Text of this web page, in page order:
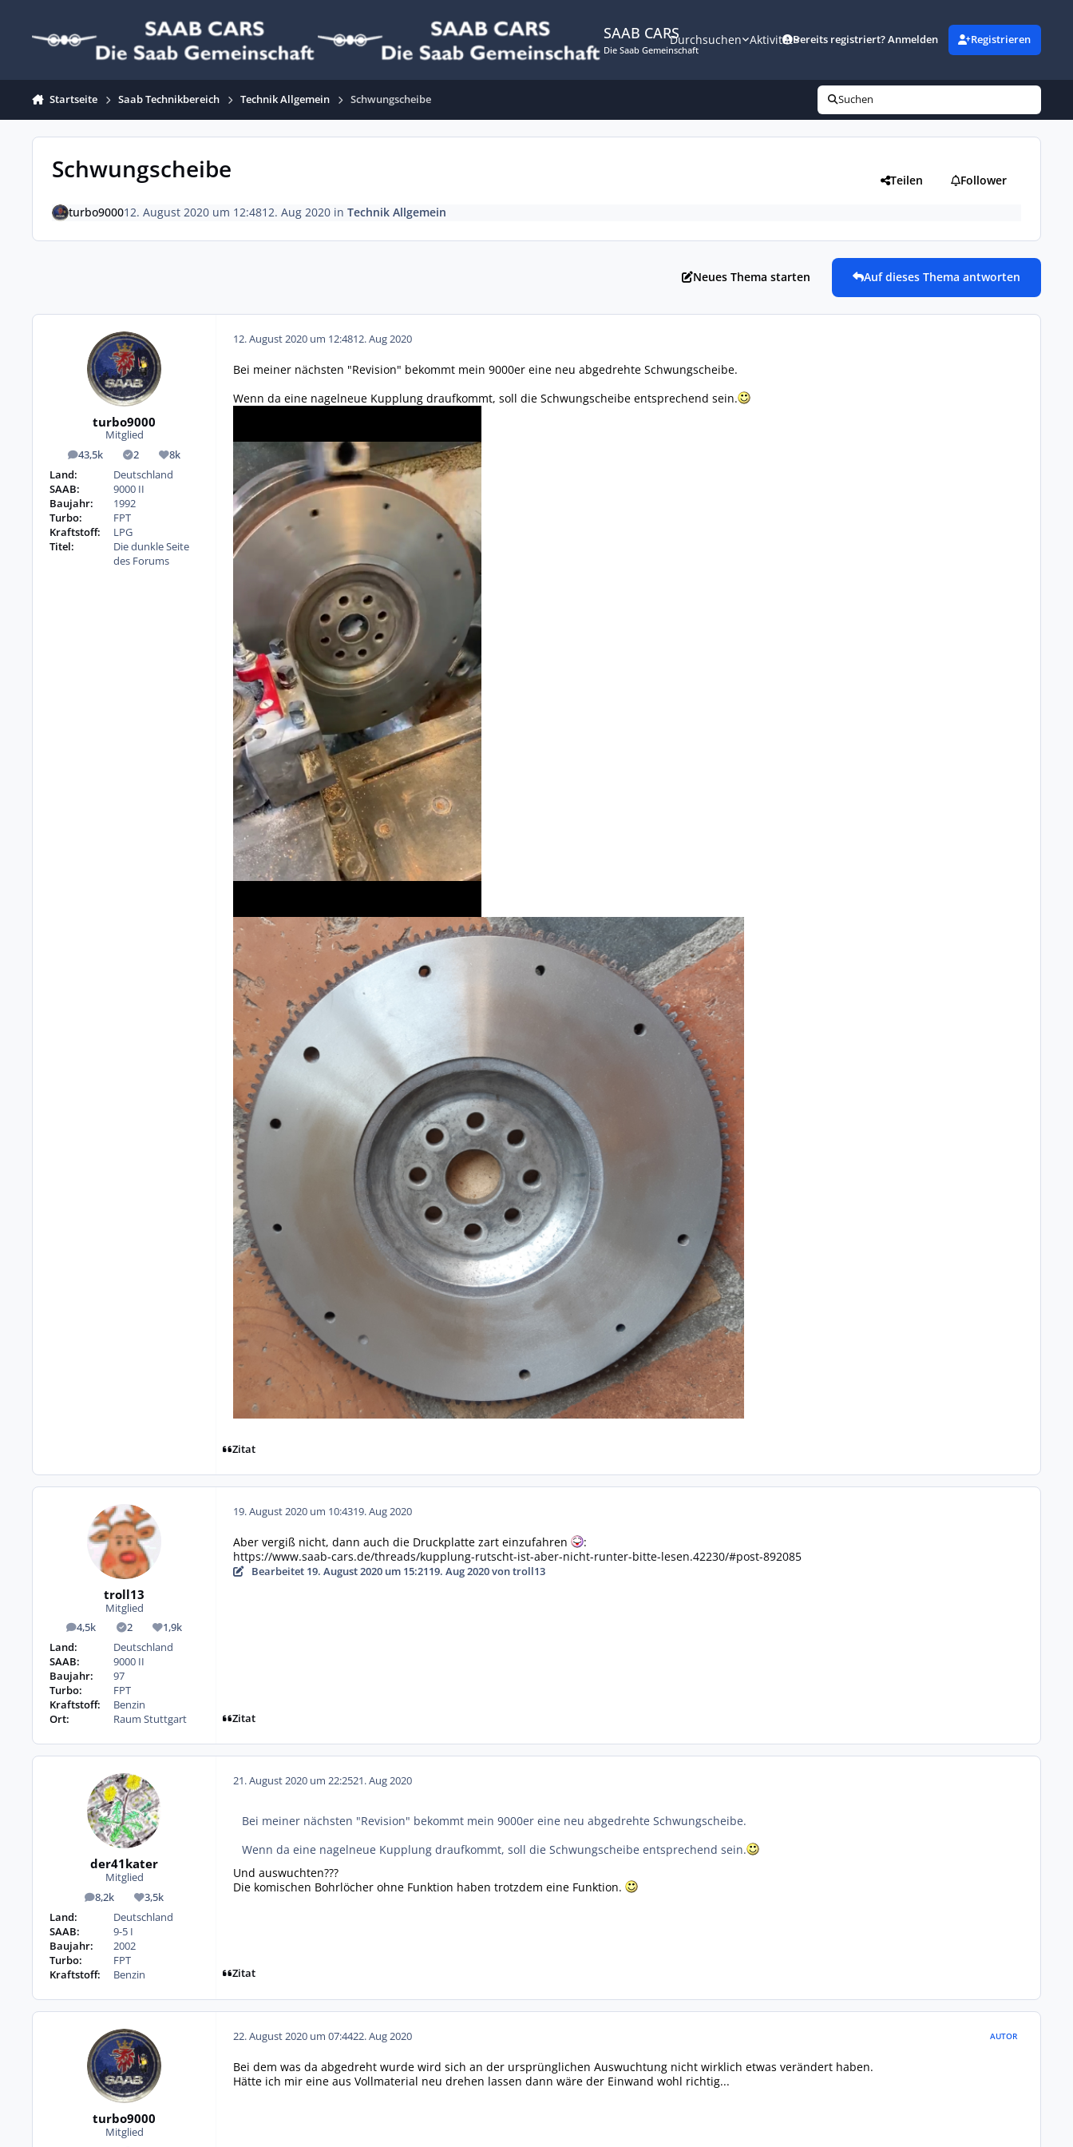
SAAB CARS
Die Saab Gemeinschaft
Durchsuchen AktivitätBereits registriert? Anmelden Registrieren
Startseite Saab Technikbereich Technik Allgemein Schwungscheibe Suchen
Schwungscheibe Teilen Follower
turbo900012. August 2020 um 12:4812. Aug 2020in Technik Allgemein
Neues Thema starten Auf dieses Thema antworten
turbo9000
Mitglied
43,5k
Beiträge 2
Lösungen
8k
Reputation
Land:
Deutschland
SAAB:
9000 II
Baujahr:
1992
Turbo:
FPT
Kraftstoff:
LPG
Titel:
Die dunkle Seite
des Forums
12. August 2020 um 12:4812. Aug 2020
Bei meiner nächsten "Revision" bekommt mein 9000er eine neu abgedrehte Schwungscheibe.
Wenn da eine nagelneue Kupplung draufkommt, soll die Schwungscheibe entsprechend sein.
Zitat
troll13
Mitglied
4,5k
Beiträge 2
Lösungen1,9k
Reputation
Land:
Deutschland
SAAB:
9000 II
Baujahr:
97
Turbo:
FPT
Kraftstoff:
Benzin
Ort:
Raum Stuttgart
19. August 2020 um 10:4319. Aug 2020
Aber vergiß nicht, dann auch die Druckplatte zart einzufahren
:
https://www.saab-cars.de/threads/kupplung-rutscht-ist-aber-nicht-runter-bitte-lesen.42230/#post-892085
Bearbeitet 19. August 2020 um 15:2119. Aug 2020von troll13
Zitat
der41kater
Mitglied
8,2k
Beiträge 3,5k
Reputation
Land:
Deutschland
SAAB:
9-5 I
Baujahr:
2002
Turbo:
FPT
Kraftstoff:
Benzin
21. August 2020 um 22:2521. Aug 2020
Bei meiner nächsten "Revision" bekommt mein 9000er eine neu abgedrehte Schwungscheibe.
Wenn da eine nagelneue Kupplung draufkommt, soll die Schwungscheibe entsprechend sein.
Und auswuchten???
Die komischen Bohrlöcher ohne Funktion haben trotzdem eine Funktion.
Zitat
turbo9000
Mitglied
22. August 2020 um 07:4422. Aug 2020 AUTOR
Bei dem was da abgedreht wurde wird sich an der ursprünglichen Auswuchtung nicht wirklich etwas verändert haben.
Hätte ich mir eine aus Vollmaterial neu drehen lassen dann wäre der Einwand wohl richtig...